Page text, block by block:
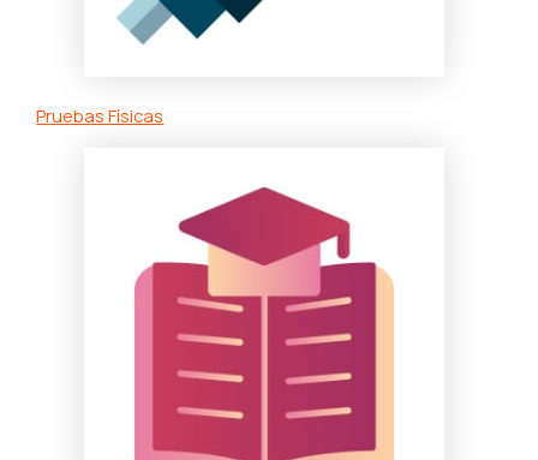
Pruebas Físicas